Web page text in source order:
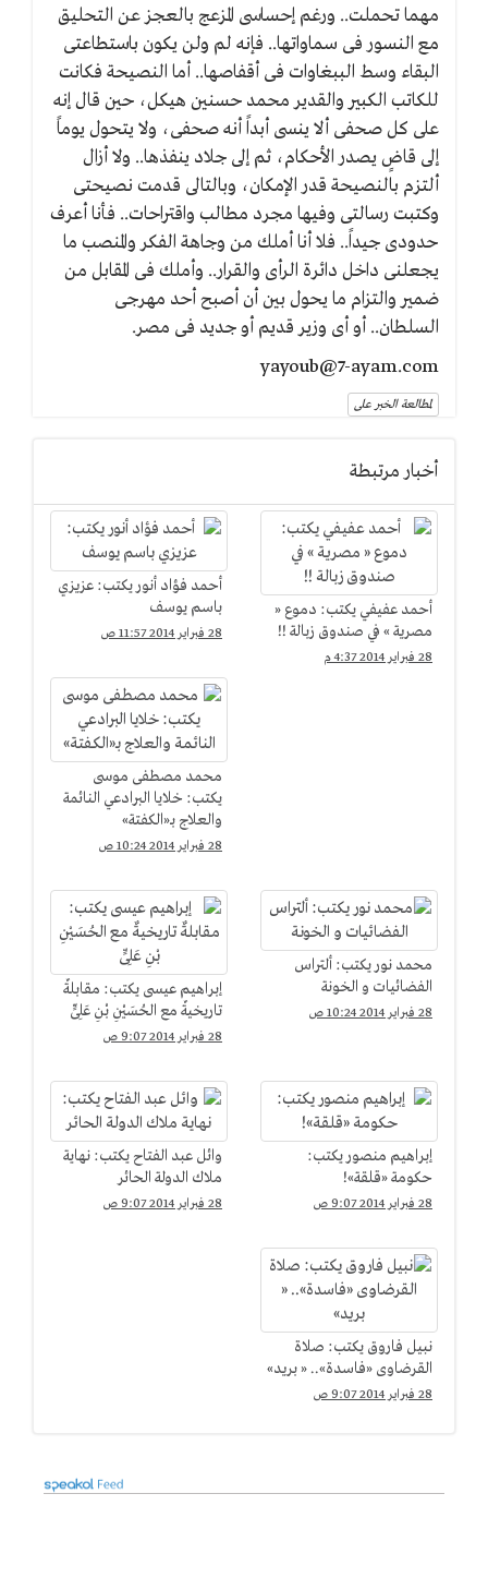
مهما تحملت.. ورغم إحساسى المزعج بالعجز عن التحليق
مع النسور فى سماواتها.. فإنه لم ولن يكون باستطاعتى
البقاء وسط الببغاوات فى أقفاصها.. أما النصيحة فكانت
للكاتب الكبير والقدير محمد حسنين هيكل، حين قال إنه
على كل صحفى ألا ينسى أبداً أنه صحفى، ولا يتحول يوماً
إلى قاضٍ يصدر الأحكام، ثم إلى جلاد ينفذها.. ولا أزال
ألتزم بالنصيحة قدر الإمكان، وبالتالى قدمت نصيحتى
وكتبت رسالتى وفيها مجرد مطالب واقتراحات.. فأنا أعرف
حدودى جيداً‏..‏ فلا أنا أملك من وجاهة الفكر والمنصب ما
يجعلنى داخل دائرة الرأى والقرار‏..‏ وأملك فى المقابل من
ضمير والتزام ما يحول بين أن أصبح أحد مهرجى
السلطان‏..‏ أو أى وزير قديم أو جديد فى مصر.
yayoub@7-ayam.com
لمطالعة الخبر على
أخبار مرتبطة
أحمد عفيفي يكتب: دموع «
مصرية » في صندوق زبالة !!
28 فبراير 2014 4:37 م
أحمد فؤاد أنور يكتب: عزيزي
باسم يوسف
28 فبراير 2014 11:57 ص
محمد مصطفى موسى
يكتب: خلايا البرادعي النائمة
والعلاج بـ«الكفتة»
28 فبراير 2014 10:24 ص
محمد نور يكتب: ألتراس
الفضائيات و الخونة
28 فبراير 2014 10:24 ص
إبراهيم عيسى يكتب: مقابلةٌ
تاريخيةٌ مع الحُسَيْنِ بْنِ عَلِىٍّ
28 فبراير 2014 9:07 ص
إبراهيم منصور يكتب:
حكومة «قلقة»!
28 فبراير 2014 9:07 ص
وائل عبد الفتاح يكتب: نهاية
ملاك الدولة الحائر
28 فبراير 2014 9:07 ص
نبيل فاروق يكتب: صلاة
القرضاوى «فاسدة».. « بريد»
28 فبراير 2014 9:07 ص